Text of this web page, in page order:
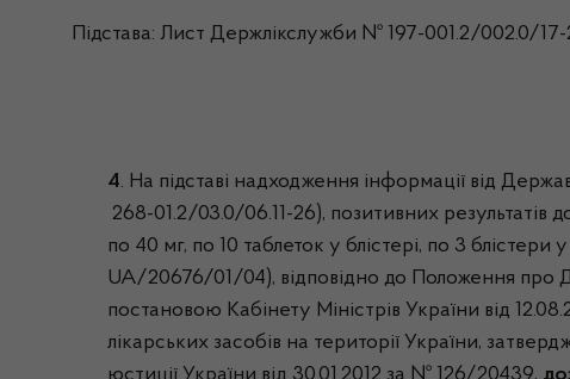
Підстава: Лист Держлікслужби № 197-001.2/002.0/17-
4. На підставі надходження інформації від
268-01.2/03.0/06.11-26), позитивних результатів
по 40 мг, по 10 таблеток у блістері, по 3
UA/20676/01/04), відповідно до Положення про
постановою Кабінету Міністрів України від
лікарських засобів на території України,